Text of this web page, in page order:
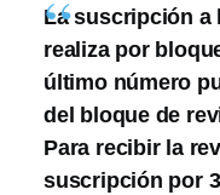
La suscripción a
realiza por
último número
del bloque de
Para recibir la
suscripción por